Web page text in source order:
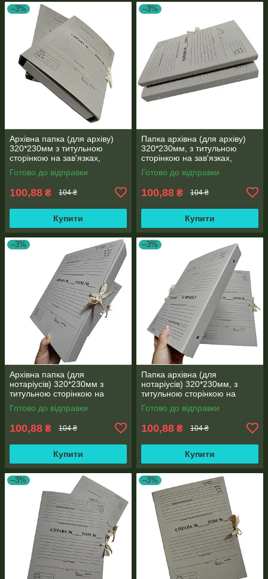
–3%
Архівна папка (для архіву)
320*230мм з титульною
сторінкою на зав'язках,
корінець 40 мм
Готово до відправки
100,88 ₴ 104 ₴
Купити
–3%
Папка архівна (для архіву)
320*230мм, з титульною
сторінкою на зав'язках,
висота корінця 40 мм
Готово до відправки
100,88 ₴ 104 ₴
Купити
–3%
Архівна папка (для
нотаріусів) 320*230мм з
титульною сторінкою на
зав'язках, корінець 20 мм
Готово до відправки
100,88 ₴ 104 ₴
Купити
–3%
Папка архівна (для
нотаріусів) 320*230мм, з
титульною сторінкою на
зав'язках висота корінця 20
мм, місткість 100 аркушів
Готово до відправки
100,88 ₴ 104 ₴
Купити
–3% –3%